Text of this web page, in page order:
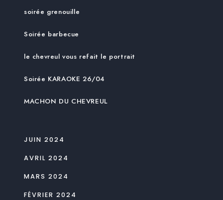
soirée grenouille
Soirée barbecue
le chevreul vous refait le portrait
Soirée KARAOKE 26/04
MACHON DU CHEVREUL
JUIN 2024
AVRIL 2024
MARS 2024
FÉVRIER 2024